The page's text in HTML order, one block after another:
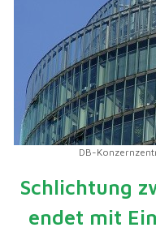
DB-
Schlichtung
endet mit